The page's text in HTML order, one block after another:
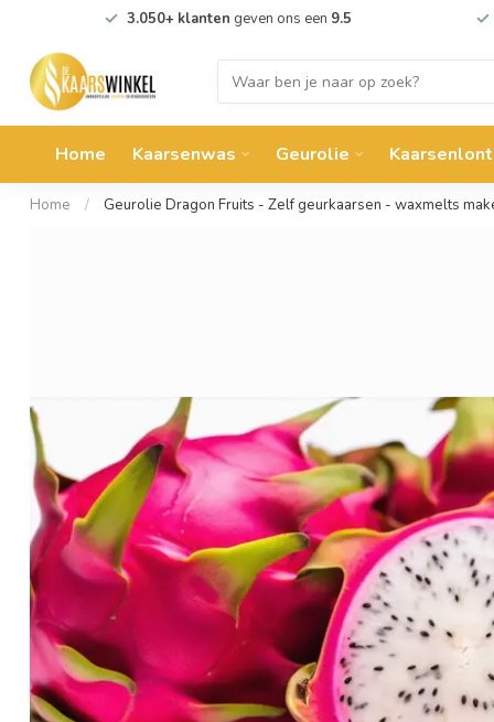
3.050+ klanten geven ons een 9.5
Home Kaarsenwas Geurolie Kaarsenlont
Home / Geurolie Dragon Fruits - Zelf geurkaarsen - waxmelts